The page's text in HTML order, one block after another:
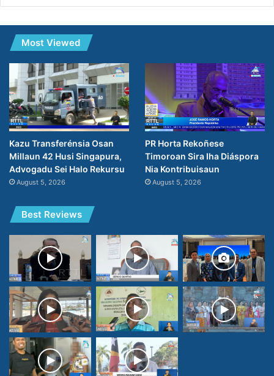
Most Viewed
Kazu Transferénsia Osan
Millaun 42 Husi Singapura,
Advogadu Sei Halo Rekursu
August 5, 2026
PR Horta Rekoñese
Timoroan Sira Iha Diáspora
Nia Kontribuisaun
August 5, 2026
Best Reviews